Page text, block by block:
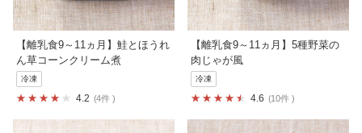
【離乳食9～11ヵ月】鮭とほうれ
ん草コーンクリーム煮
冷凍
4.2 4件
【離乳食9～11ヵ月】5種野菜の
肉じゃが風
冷凍
4.6 10件